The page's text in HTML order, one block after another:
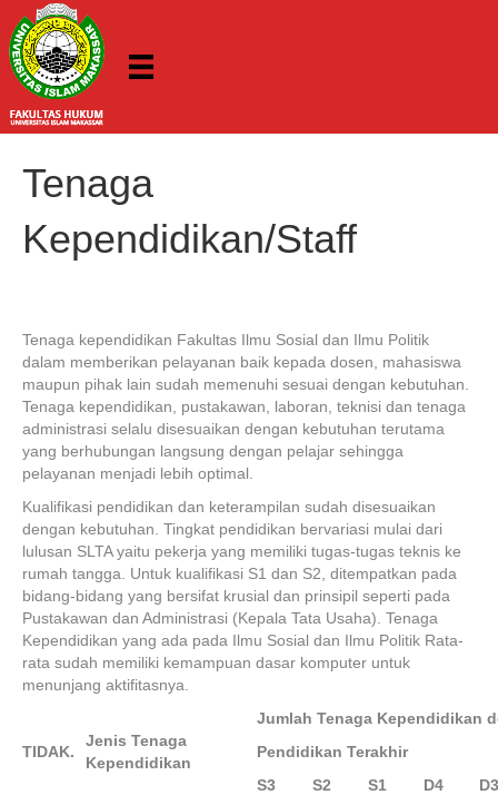
Tenaga
Kependidikan/Staff
Tenaga kependidikan Fakultas Ilmu Sosial dan Ilmu Politik
dalam memberikan pelayanan baik kepada dosen, mahasiswa
maupun pihak lain sudah memenuhi sesuai dengan kebutuhan.
Tenaga kependidikan, pustakawan, laboran, teknisi dan tenaga
administrasi selalu disesuaikan dengan kebutuhan terutama
yang berhubungan langsung dengan pelajar sehingga
pelayanan menjadi lebih optimal.
Kualifikasi pendidikan dan keterampilan sudah disesuaikan
dengan kebutuhan. Tingkat pendidikan bervariasi mulai dari
lulusan SLTA yaitu pekerja yang memiliki tugas-tugas teknis ke
rumah tangga. Untuk kualifikasi S1 dan S2, ditempatkan pada
bidang-bidang yang bersifat krusial dan prinsipil seperti pada
Pustakawan dan Administrasi (Kepala Tata Usaha). Tenaga
Kependidikan yang ada pada Ilmu Sosial dan Ilmu Politik Rata-
rata sudah memiliki kemampuan dasar komputer untuk
menunjang aktifitasnya.
TIDAK.
Jenis Tenaga
Kependidikan
Jumlah Tenaga Kependidikan
Pendidikan Terakhir
S3
S2 S1 D4
D3